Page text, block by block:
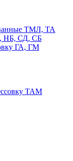
ТМЛ, ТА
НБ, СД, СБ
ГА, ГМ
ТАМ